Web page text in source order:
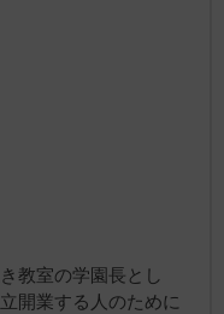
教室の学園長とし
開業する人のために